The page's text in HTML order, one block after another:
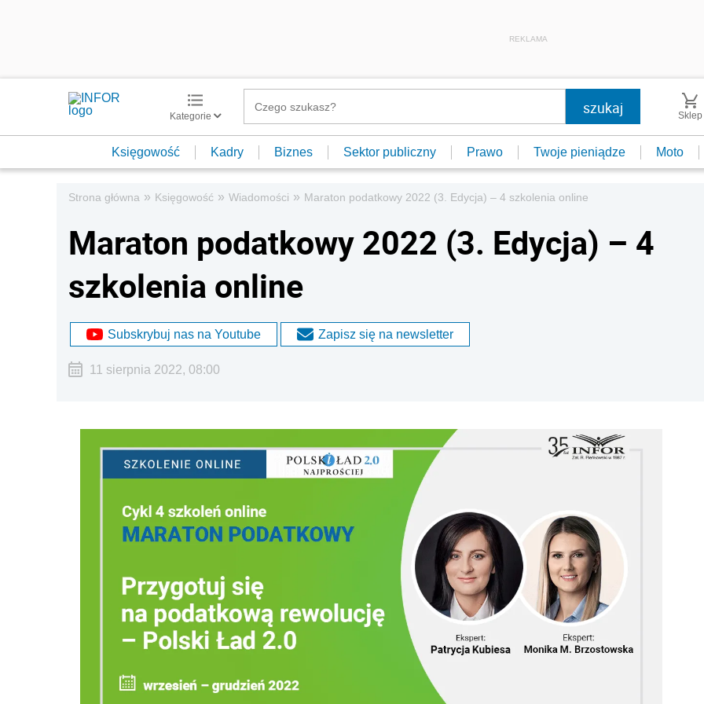
REKLAMA
Kategorie Sklep
Księgowość Kadry Biznes Sektor publiczny Prawo Twoje pieniądze Moto
Strona główna » Księgowość » Wiadomości » Maraton podatkowy 2022 (3. Edycja) – 4 szkolenia online
Maraton podatkowy 2022 (3. Edycja) – 4
szkolenia online
Subskrybuj nas na Youtube Zapisz się na newsletter
11 sierpnia 2022, 08:00